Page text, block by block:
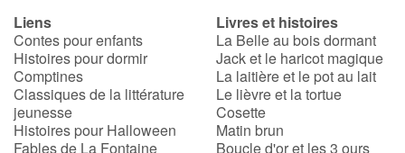
Liens
Contes pour enfants
Histoires pour dormir
Comptines
Classiques de la littérature
jeunesse
Histoires pour Halloween
Fables de La Fontaine
Livres et histoires
La Belle au bois dormant
Jack et le haricot magique
La laitière et le pot au lait
Le lièvre et la tortue
Cosette
Matin brun
Boucle d'or et les 3 ours